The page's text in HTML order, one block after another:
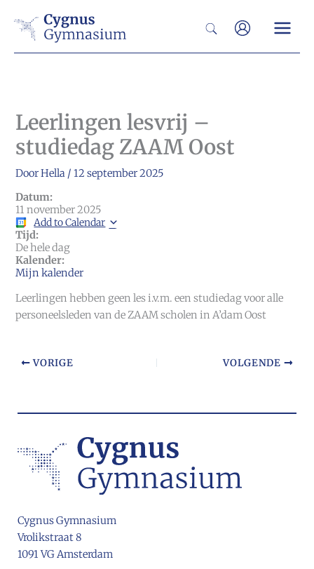
naar
Zoeken
Leerlingen lesvrij –
studiedag ZAAM Oost
DoorHella /12 september 2025
Datum:
11 november 2025
Add to Calendar
Tijd:
De hele dag
Kalender:
Mijn kalender
Leerlingen hebben geen les i.v.m. een studiedag voor alle
personeelsleden van de ZAAM scholen in A’dam Oost
VORIGE VOLGENDE
Cygnus Gymnasium
Vrolikstraat 8
1091 VG Amsterdam